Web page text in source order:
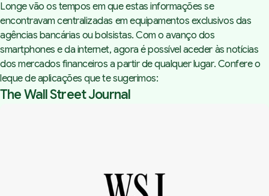
Longe vão os tempos em que estas informações se
encontravam centralizadas em equipamentos exclusivos das
agências bancárias ou bolsistas. Com o avanço dos
smartphones e da internet, agora é possível aceder às notícias
dos mercados financeiros a partir de qualquer lugar. Confere o
leque de aplicações que te sugerimos:
The Wall Street Journal